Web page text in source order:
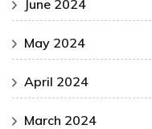
June 2024
May 2024
April 2024
March 2024